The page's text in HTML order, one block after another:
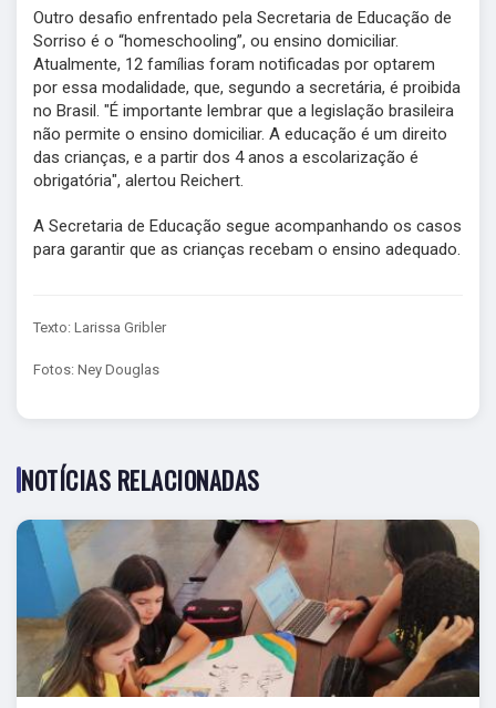
Outro desafio enfrentado pela Secretaria de Educação de
Sorriso é o “homeschooling”, ou ensino domiciliar.
Atualmente, 12 famílias foram notificadas por optarem
por essa modalidade, que, segundo a secretária, é proibida
no Brasil. "É importante lembrar que a legislação brasileira
não permite o ensino domiciliar. A educação é um direito
das crianças, e a partir dos 4 anos a escolarização é
obrigatória", alertou Reichert.
A Secretaria de Educação segue acompanhando os casos
para garantir que as crianças recebam o ensino adequado.
Texto: Larissa Gribler
Fotos: Ney Douglas
NOTÍCIAS RELACIONADAS